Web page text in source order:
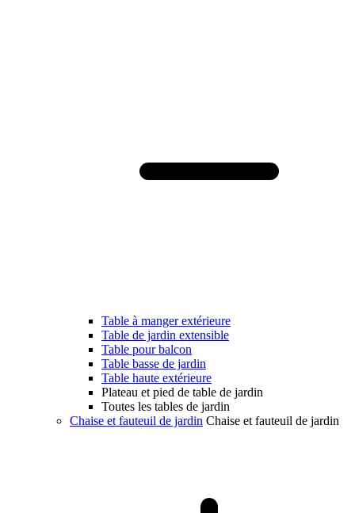
Table à manger extérieure
Table de jardin extensible
Table pour balcon
Table basse de jardin
Table haute extérieure
Plateau et pied de table de jardin
Toutes les tables de jardin
Chaise et fauteuil de jardin Chaise et fauteuil de jardin